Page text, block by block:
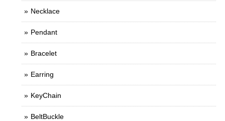
Necklace
Pendant
Bracelet
Earring
KeyChain
BeltBuckle